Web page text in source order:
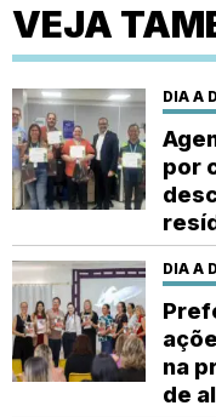
VEJA
DIA A
por
DIA A
na
de